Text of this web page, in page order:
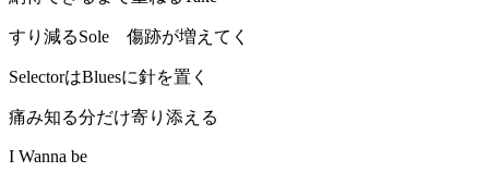
すり減るSole 傷跡が増えてく
SelectorはBluesに針を置く
痛み知る分だけ寄り添える
I Wanna be